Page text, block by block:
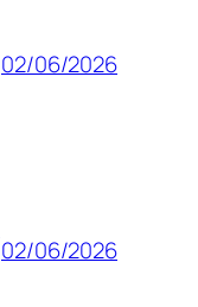
02/06/2026
02/06/2026